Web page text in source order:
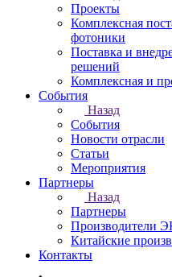
Проекты
Комплексная
фотоники
Поставка и
решений
Комплексная и
События
Назад
События
Новости отрасли
Статьи
Мероприятия
Партнеры
Назад
Партнеры
Производители
Китайские
Контакты